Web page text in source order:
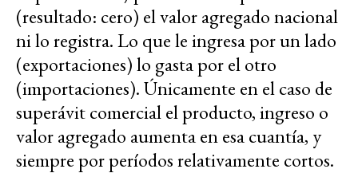
(resultado: cero) el valor agregado nacional
ni lo registra. Lo que le ingresa por un lado
(exportaciones) lo gasta por el otro
(importaciones). Únicamente en el caso de
superávit comercial el producto, ingreso o
valor agregado aumenta en esa cuantía, y
siempre por períodos relativamente cortos.